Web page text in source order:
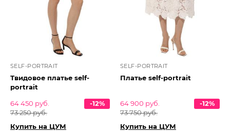
SELF-PORTRAIT
Твидовое платье self-
portrait
64 450 руб.
73 250 руб.
-12%
Купить на ЦУМ
SELF-PORTRAIT
Платье self-portrait
64 900 руб.
73 750 руб.
-12%
Купить на ЦУМ